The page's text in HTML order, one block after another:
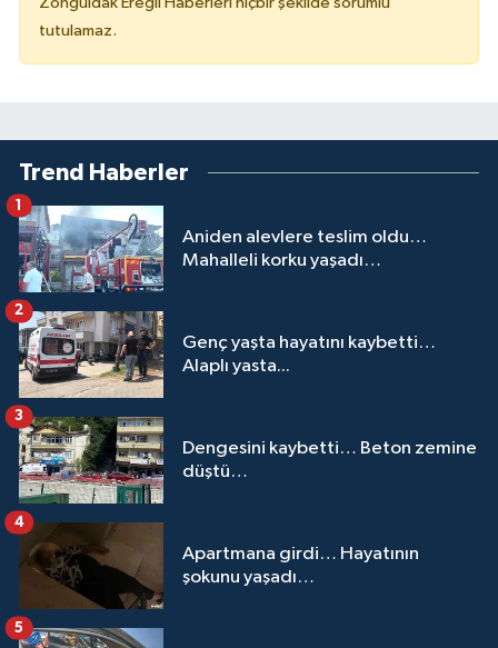
tutulamaz.
Trend Haberler
Aniden alevlere teslim oldu…
Mahalleli korku yaşadı…
1
Genç yaşta hayatını kaybetti…
Alaplı yasta...
2
Dengesini kaybetti… Beton zemine
düştü…
3
Apartmana girdi… Hayatının
şokunu yaşadı…
4
5